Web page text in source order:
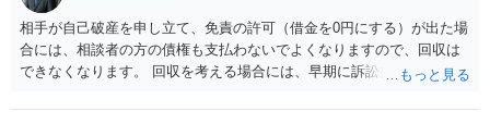
相手が自己破産を申し立て、免責の許可（借金を0円にする）が出た場
合には、相談者の方の債権も支払わないでよくなりますので、回収は
できなくなります。 回収を考える場合には、早期に訴訟提起などを進